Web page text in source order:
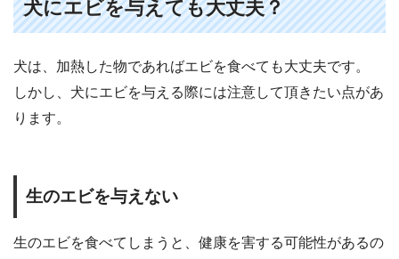
犬にエビを与えても大丈夫？
犬は、加熱した物であればエビを食べても大丈夫です。
しかし、犬にエビを与える際には注意して頂きたい点があ
ります。
生のエビを与えない
生のエビを食べてしまうと、健康を害する可能性があるの